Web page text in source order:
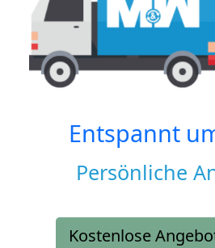
Entspannt
Persönliche
Kostenlose